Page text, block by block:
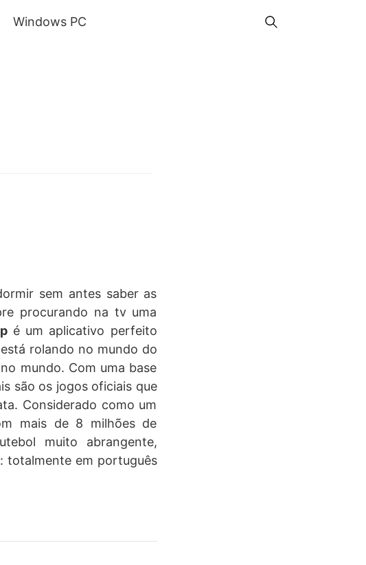
Windows PC
sem antes saber as
procurando na tv uma
é um aplicativo perfeito
rolando no mundo do
mundo. Com uma base
são os jogos oficiais que
Considerado como um
mais de 8 milhões de
muito abrangente,
totalmente em português